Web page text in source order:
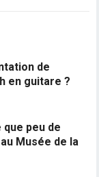
de
en guitare ?
peu de
Musée de la